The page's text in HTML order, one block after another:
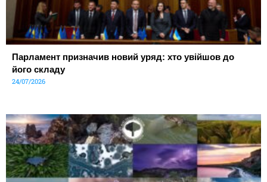
Парламент призначив новий уряд: хто увійшов до
його складу
24/07/2026